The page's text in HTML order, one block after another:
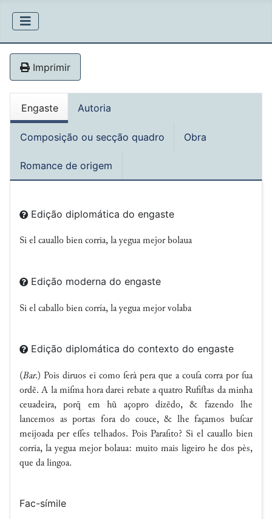
Imprimir
Engaste Autoria
Composição ou secção quadro Obra
Romance de origem
Edição diplomática do engaste
Si el cauallo bien corria, la yegua mejor bolaua
Edição moderna do engaste
Si el caballo bien corría, la yegua mejor volaba
Edição diplomática do contexto do engaste
(Bar.) Pois diruos ei como ſerà pera que a couſa corra por ſua
ordẽ. A la miſma hora darei rebate a quatro Rufiﬅas da minha
ceuadeira, por em hũ açopro dizẽdo, & fazendo lhe
lancemos as portas fora do couce, & lhe façamos buſcar
meijoada per ees telhados. Pois Paraſito? Si el cauallo bien
corria, la yegua mejor bolaua: muito mais ligeiro he dos pès,
que da lingoa.
Fac-símile